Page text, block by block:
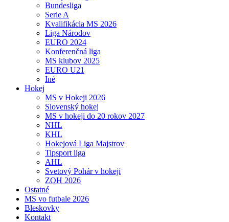
Bundesliga
Serie A
Kvalifikácia MS 2026
Liga Národov
EURO 2024
Konferenčná liga
MS klubov 2025
EURO U21
Iné
Hokej
MS v Hokeji 2026
Slovenský hokej
MS v hokeji do 20 rokov 2027
NHL
KHL
Hokejová Liga Majstrov
Tipsport liga
AHL
Svetový Pohár v hokeji
ZOH 2026
Ostatné
MS vo futbale 2026
Bleskovky
Kontakt